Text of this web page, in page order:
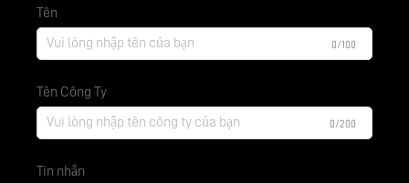
Tên
0/100
Tên Công Ty
0/200
Tin nhắn